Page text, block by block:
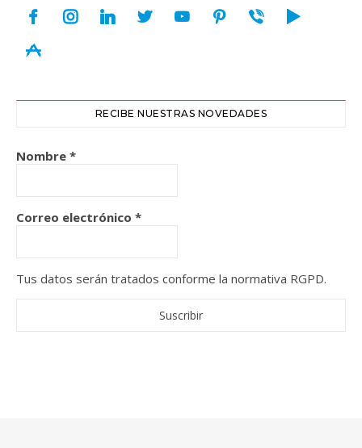
facebookinstagramlinkedintwitteryoutubepinterest
viber play
appstore
RECIBE NUESTRAS NOVEDADES
Nombre *
Correo electrónico *
Tus datos serán tratados conforme la normativa RGPD.